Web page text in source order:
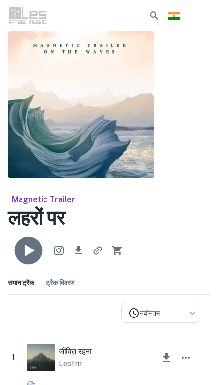
Magnetic Trailer
लहरों पर
समान ट्रैक ट्रैक विवरण
नवीनतम
1
जीवित रहना
Lesfm